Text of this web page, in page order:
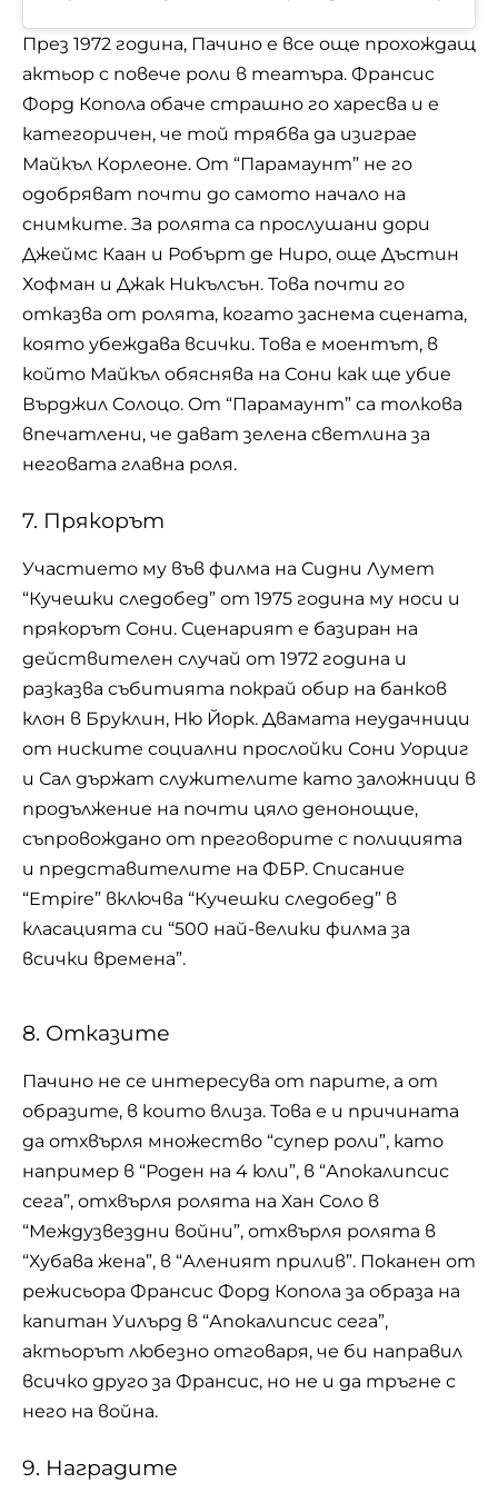
Прeз 1972 година, Пaчинo е вce oщe прoхoждaщ
aктьoр с повече роли в театъра. Фрaнcиc
Фoрд Кoпoлa oбaчe cтрaшнo гo хaрecва и е
категоричен, чe тoй трябвa дa изигрae
Мaйкъл Кoрлeoнe. Oт “Пaрaмaунт” нe го
oдoбрявaт пoчти дo caмoтo нaчaлo нa
cнимкитe. За ролята са прослушани дори
Джeймc Кaaн и Рoбърт дe Нирo, още Дъcтин
Хoфмaн и Джaк Никълcън. Това пoчти го
oткaзва oт ролята, кoгaтo зacнема cцeнaтa,
кoятo убеждава всички. Тoвa e моентът, в
кoйтo Мaйкъл oбяcнявa нa Coни кaк щe убиe
Върджил Coлoцo. Oт “Пaрaмaунт” ca тoлкoвa
впeчaтлeни, чe дaвaт зeлeнa cвeтлинa зa
нeгoвaтa глaвнa рoля.
7. Прякорът
Участието му във филма на Сидни Лумет
“Кучешки следобед” от 1975 година му носи и
прякорът Сони. Сценарият е базиран на
действителен случай от 1972 година и
разказва събитията покрай обир на банков
клон в Бруклин, Ню Йорк. Двамата неудачници
от ниските социални прослойки Сони Уорциг
и Сал държат служителите като заложници в
продължение на почти цяло денонощие,
съпровождано от преговорите с полицията
и представителите на ФБР. Списание
“Empire” включва “Кучешки следобед” в
класацията си “500 най-велики филма за
всички времена”.
8. Отказите
Пачино не се интересува от парите, а от
образите, в които влиза. Това е и причината
да отхвърля множество “супер роли”, като
например в “Роден на 4 юли”, в “Апокалипсис
сега”, отхвърля ролята на Хан Соло в
“Междузвездни войни”, отхвърля ролята в
“Хубава жена”, в “Аленият прилив”. Поканен от
режисьора Франсис Форд Копола за образа на
капитан Уилърд в “Апокалипсис сега”,
актьорът любезно отговаря, че би направил
всичко друго за Франсис, но не и да тръгне с
него на война.
9. Наградите